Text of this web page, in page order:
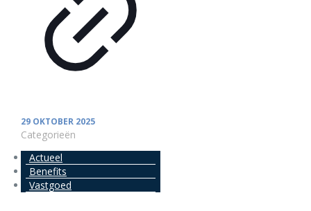
29 OKTOBER 2025
Categorieën
Actueel
Benefits
Vastgoed